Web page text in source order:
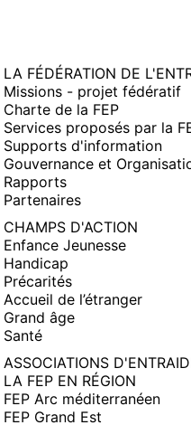
LA FÉDÉRATION DE
Missions - projet fédératif
Charte de la FEP
Services proposés par la
Supports d'information
Gouvernance et
Rapports
Partenaires
CHAMPS D'ACTION
Enfance Jeunesse
Handicap
Précarités
Accueil de l’étranger
Grand âge
Santé
ASSOCIATIONS
LA FEP EN RÉGION
FEP Arc méditerranéen
FEP Grand Est